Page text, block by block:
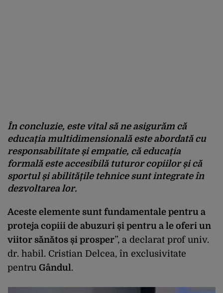
În concluzie, este vital să ne asigurăm că
educația multidimensională este abordată cu
responsabilitate și empatie, că educația
formală este accesibilă tuturor copiilor și că
sportul și abilitățile tehnice sunt integrate în
dezvoltarea lor.
Aceste elemente sunt fundamentale pentru a
proteja copiii de abuzuri și pentru a le oferi un
viitor sănătos și prosper”, a declarat prof univ.
dr. habil. Cristian Delcea, în exclusivitate
pentru Gândul.